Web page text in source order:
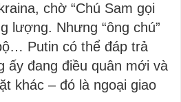
chờ “Chú Sam gọi
lượng. Nhưng “ông chú”
Putin có thể đáp trả
ấy đang điều quân mới và
khác – đó là ngoại giao